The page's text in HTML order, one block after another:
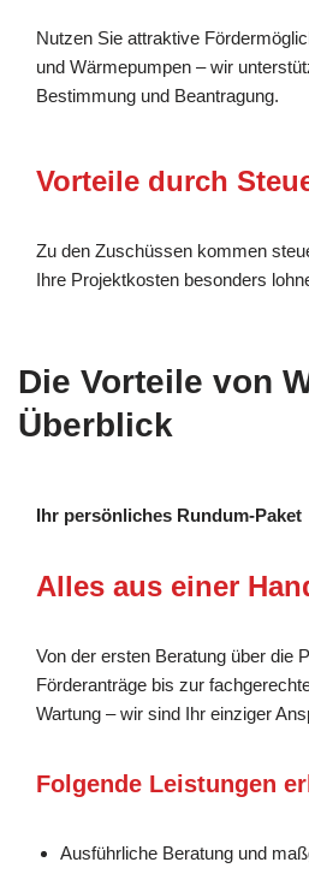
Nutzen Sie attraktive
und Wärmepumpen – wir
Bestimmung und Beantragung.
Vorteile durch
Zu den Zuschüssen kommen
Ihre Projektkosten besonders
Die Vorteile von
Überblick
Ihr persönliches Rundum-Paket
Alles aus einer
Von der ersten Beratung über die
Förderanträge bis zur
Wartung – wir sind Ihr einziger
Folgende Leistungen
Ausführliche Beratung und